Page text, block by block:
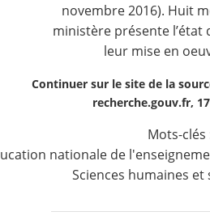
novembre 2016). Huit
ministère présente l’état
leur mise en
Continuer sur le site de la
recherche.gouv.fr,
Mots-clés
nationale de
Sciences humaines et